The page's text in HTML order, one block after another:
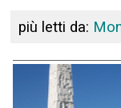
più letti da: